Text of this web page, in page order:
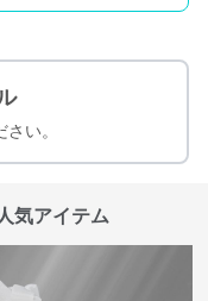
い。
気アイテム